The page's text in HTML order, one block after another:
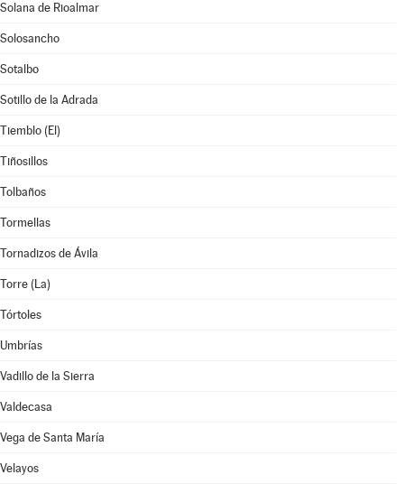
Solana de Rioalmar
Solosancho
Sotalbo
Sotillo de la Adrada
Tiemblo (El)
Tiñosillos
Tolbaños
Tormellas
Tornadizos de Ávila
Torre (La)
Tórtoles
Umbrías
Vadillo de la Sierra
Valdecasa
Vega de Santa María
Velayos